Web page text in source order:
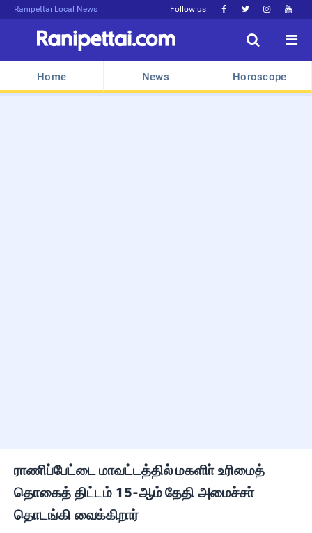
Ranipettai Local News Follow us    


Home News Horoscope
ராணிப்பேட்டை மாவட்டத்தில் மகளிா் உரிமைத்
தொகைத் திட்டம் 15-ஆம் தேதி அமைச்சா்
தொடங்கி வைக்கிறார்